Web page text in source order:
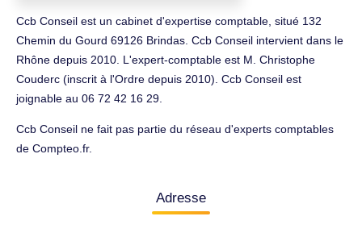
Ccb Conseil est un cabinet d'expertise comptable, situé 132
Chemin du Gourd 69126 Brindas. Ccb Conseil intervient dans le
Rhône depuis 2010. L'expert-comptable est M. Christophe
Couderc (inscrit à l'Ordre depuis 2010). Ccb Conseil est
joignable au 06 72 42 16 29.
Ccb Conseil ne fait pas partie du réseau d'experts comptables
de Compteo.fr.
Adresse